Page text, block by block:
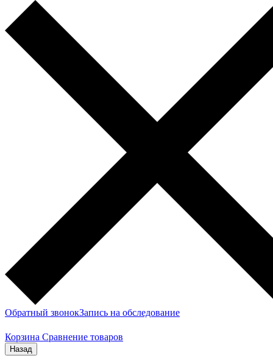
Обратный звонокЗапись на обследование
Корзина Сравнение товаров
Назад